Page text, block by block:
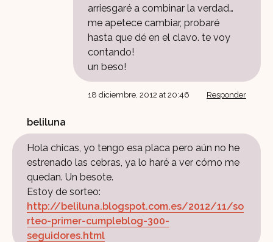
arriesgaré a combinar la verdad…
me apetece cambiar, probaré
hasta que dé en el clavo. te voy
contando!
un beso!
18 diciembre, 2012 at 20:46 Responder
beliluna
Hola chicas, yo tengo esa placa pero aún no he
estrenado las cebras, ya lo haré a ver cómo me
quedan. Un besote.
Estoy de sorteo:
http://beliluna.blogspot.com.es/2012/11/so
rteo-primer-cumpleblog-300-
seguidores.html